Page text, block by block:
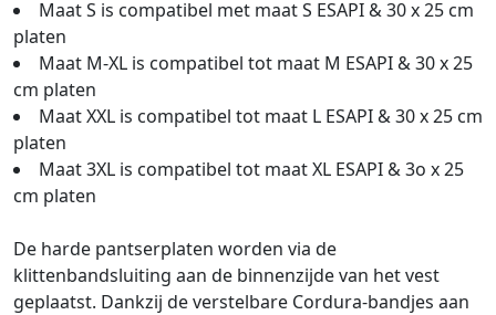
Maat S is compatibel met maat S ESAPI & 30 x 25 cm
platen
Maat M-XL is compatibel tot maat M ESAPI & 30 x 25
cm platen
Maat XXL is compatibel tot maat L ESAPI & 30 x 25 cm
platen
Maat 3XL is compatibel tot maat XL ESAPI & 3o x 25
cm platen
De harde pantserplaten worden via de
klittenbandsluiting aan de binnenzijde van het vest
geplaatst. Dankzij de verstelbare Cordura-bandjes aan